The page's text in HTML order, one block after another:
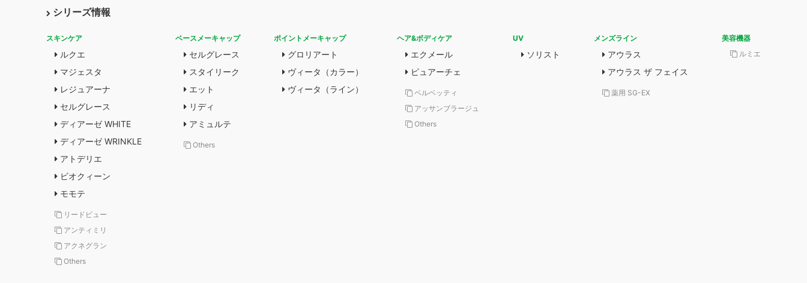
シリーズ情報
スキンケア
ルクエ
マジェスタ
レジュアーナ
セルグレース
ディアーゼ WHITE
ディアーゼ WRINKLE
アトデリエ
ビオクィーン
モモテ
リードビュー
アンティミリ
アクネグラン
Others
ベースメーキャップ
セルグレース
スタイリーク
エット
リディ
アミュルテ
Others
ポイントメーキャップ
グロリアート
ヴィータ（カラー）
ヴィータ（ライン）
ヘア&ボディケア
エクメール
ピュアーチェ
ベルベッティ
アッサンブラージュ
Others
UV
ソリスト
メンズライン
アウラス
アウラス ザ フェイス
薬用 SG-EX
美容機器
ルミエ